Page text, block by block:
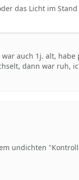
das Licht im
auch 1j. alt,
dann war ruh,
undichten